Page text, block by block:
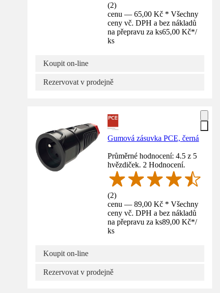
(2)
cenu — 65,00 Kč * Všechny
ceny vč. DPH a bez nákladů
na přepravu za ks65,00 Kč*/
ks
Koupit on-line
Rezervovat v prodejně
Gumová zásuvka PCE, černá
Průměrné hodnocení: 4.5 z 5
hvězdiček. 2 Hodnocení.
(2)
cenu — 89,00 Kč * Všechny
ceny vč. DPH a bez nákladů
na přepravu za ks89,00 Kč*/
ks
Koupit on-line
Rezervovat v prodejně